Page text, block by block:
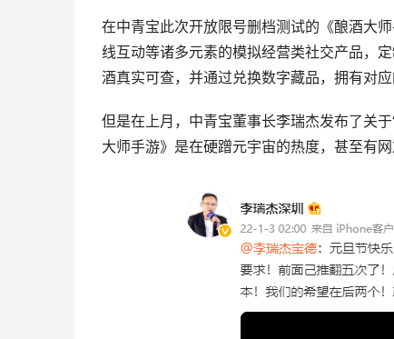
在中青宝此次开放限号删档测试的《酿酒大
线互动等诸多元素的模拟经营类社交产品，
酒真实可查，并通过兑换数字藏品，拥有对
但是在上月，中青宝董事长李瑞杰发布了关
大师手游》是在硬蹭元宇宙的热度，甚至有网